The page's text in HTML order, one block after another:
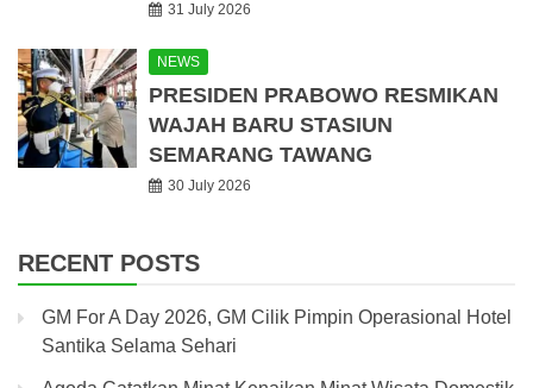
31 July 2026
NEWS
PRESIDEN PRABOWO RESMIKAN
WAJAH BARU STASIUN
SEMARANG TAWANG
30 July 2026
RECENT POSTS
GM For A Day 2026, GM Cilik Pimpin Operasional Hotel
Santika Selama Sehari